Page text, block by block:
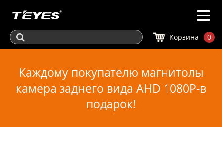
Корзина 0
Каждому покупателю магнитолы
камера заднего вида AHD 1080P-в
подарок!